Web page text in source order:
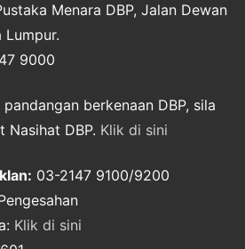
Menara DBP, Jalan Dewan
Lumpur.
9000
berkenaan DBP, sila
Nasihat DBP. Klik di sini
03-2147 9100/9200
Klik di sini